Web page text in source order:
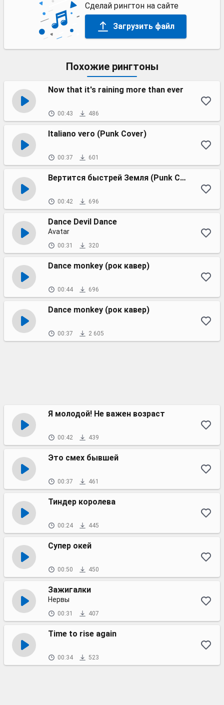
Сделай рингтон на сайте
Загрузить файл
Похожие рингтоны
Now that it's raining more than ever
00:43 486
Italiano vero (Punk Cover)
00:37 601
Вертится быстрей Земля (Punk Cover)
00:42 696
Dance Devil Dance
Avatar
00:31 320
Dance monkey (рок кавер)
00:44 696
Dance monkey (рок кавер)
00:37 2 605
Я молодой! Не важен возраст
00:42 439
Это смех бывшей
00:37 461
Тиндер королева
00:24 445
Супер окей
00:50 450
Зажигалки
Нервы
00:31 407
Time to rise again
00:34 523